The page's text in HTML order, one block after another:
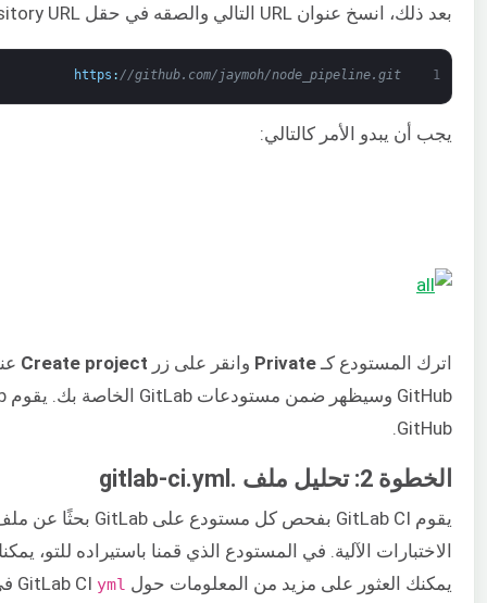
بعد ذلك، انسخ عنوان URL التالي والصقه في حقل Git Repository URL:
1
https : //github.com/jaymoh/node_pipeline.git
يجب أن يبدو الأمر كالتالي:
اترك المستودع كـPrivate وانقر على زر Create project
GitHub.
الخطوة 2: تحليل ملف .gitlab-ci.yml
يقوم GitLab CI بفحص كل مستودع على GitLab بحثًا عن ملف يسمى
الاختبارات الآلية. في المستودع الذي قمنا باستيراده للتو،
يمكنك العثور على مزيد من المعلومات حول GitLab CI yml